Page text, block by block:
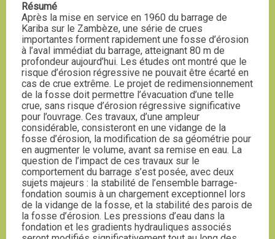
Résumé
Après la mise en service en 1960 du barrage de
Kariba sur le Zambèze, une série de crues
importantes forment rapidement une fosse d’érosion
à l’aval immédiat du barrage, atteignant 80 m de
profondeur aujourd’hui. Les études ont montré que le
risque d’érosion régressive ne pouvait être écarté en
cas de crue extrême. Le projet de redimensionnement
de la fosse doit permettre l’évacuation d’une telle
crue, sans risque d’érosion régressive significative
pour l’ouvrage. Ces travaux, d’une ampleur
considérable, consisteront en une vidange de la
fosse d’érosion, la modification de sa géométrie pour
en augmenter le volume, avant sa remise en eau. La
question de l’impact de ces travaux sur le
comportement du barrage s’est posée, avec deux
sujets majeurs : la stabilité de l’ensemble barrage-
fondation soumis à un chargement exceptionnel lors
de la vidange de la fosse, et la stabilité des parois de
la fosse d’érosion. Les pressions d’eau dans la
fondation et les gradients hydrauliques associés